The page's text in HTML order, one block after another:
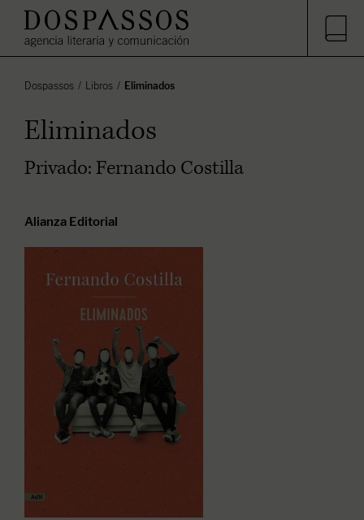
Eliminados
Libros
Dospassos
Eliminados
Privado: Fernando Costilla
Alianza Editorial